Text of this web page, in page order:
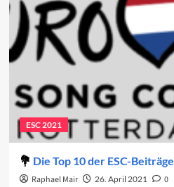
des
ESC
2022
ESC 2021
Die Top 10 der ESC-Beiträge
Raphael Mair 26. April 2021
0